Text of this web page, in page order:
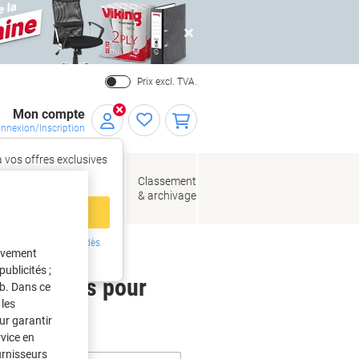
Close
Prix excl. TVA.
Mon compte
Inscription
vos offres exclusives
Inscrivez-vous dès
de bureau
Classement
& archivage
pour
;
Dans ce
garantir
en